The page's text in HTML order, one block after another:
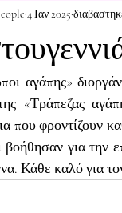
4 Ιαν 2025
αγάπης»
«Τράπεζας
που φροντίζουν
για την
Κάθε καλό για